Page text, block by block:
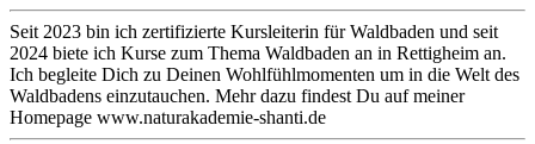
Seit 2023 bin ich zertifizierte Kursleiterin für Waldbaden und seit
2024 biete ich Kurse zum Thema Waldbaden an in Rettigheim an.
Ich begleite Dich zu Deinen Wohlfühlmomenten um in die Welt des
Waldbadens einzutauchen. Mehr dazu findest Du auf meiner
Homepage www.naturakademie-shanti.de